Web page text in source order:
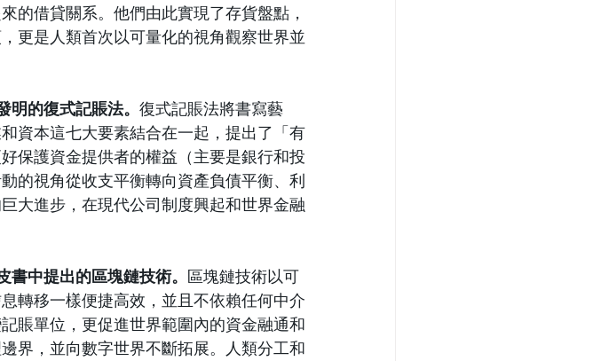
的借貸關系。他們由此實現了存貨盤點，
更是人類首次以可量化的視角觀察世界並
的復式記賬法。 復式記賬法將書寫藝
資本這七大要素結合在一起，提出了 「有
保護資金提供者的權益（主要是銀行和投
的視角從收支平衡轉向資產負債平衡、利
大進步，在現代公司制度興起和世界金融
中提出的區塊鏈技術。 區塊鏈技術以可
轉移一樣便捷高效，並且不依賴任何中介
賬單位，更促進世界範圍內的資金融通和
界，並向數字世界不斷拓展。人類分工和